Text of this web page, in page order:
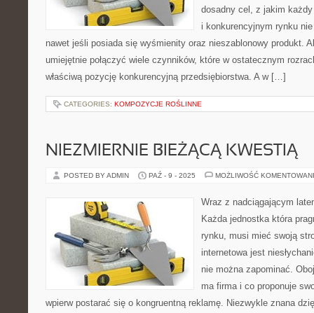
dosadny cel, z jakim
i konkurencyjnym rynku
nawet jeśli posiada się wyśmienity oraz nieszablonowy produkt.
umiejętnie połączyć wiele czynników, które w ostatecznym
właściwą pozycję konkurencyjną przedsiębiorstwa. A w […]
CATEGORIES: KOMPOZYCJE ROŚLINNE
NIEZMIERNIE BIEŻĄCĄ KWESTIĄ
POSTED BY ADMIN PAŹ - 9 - 2025 MOŻLIWOŚĆ
Wraz z nadciągającym
Każda jednostka która
rynku, musi mieć swoją
internetowa jest
nie można zapominać.
ma firma i co proponuje
wpierw postarać się o kongruentną reklamę. Niezwykle znana